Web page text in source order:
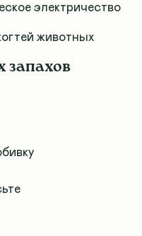
электричество
животных
запахов